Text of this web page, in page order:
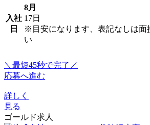
入社
日
8月
17日
※目安になります、表記なしは面
い
＼最短45秒で完了／
応募へ進む
詳しく
見る
ゴールド求人